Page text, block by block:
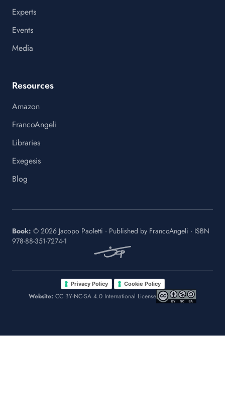
Experts
Events
Media
Resources
Amazon
FrancoAngeli
Libraries
Exegesis
Blog
Book: © 2026 Jacopo Paoletti · Published by FrancoAngeli · ISBN
978-88-351-7274-1
Privacy Policy · Cookie Policy
Website: CC BY-NC-SA 4.0 International License